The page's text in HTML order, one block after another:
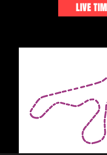
LIVE